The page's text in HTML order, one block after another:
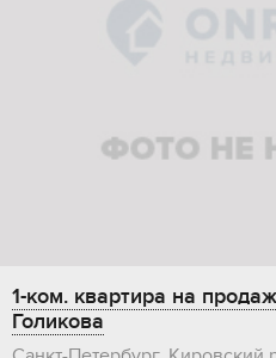
1-ком. квартира на
Голикова